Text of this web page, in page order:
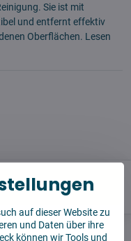
Sie ist mit
und entfernt effektiv
Oberflächen. Lesen
Korb!
auf dieser Website zu
und Daten über ihre
können wir Tools und